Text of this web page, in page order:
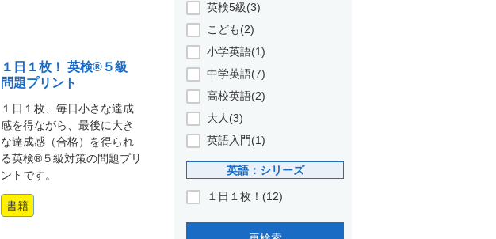
１日１枚！ 英検®５級
問題プリント
１日１枚、毎日小さな達成
感を得ながら、最後に大き
な達成感（合格）を得られ
る英検®５級対策の問題プリ
ントです。
書籍
英検5級(3)
こども(2)
小学英語(1)
中学英語(7)
高校英語(2)
大人(3)
英語入門(1)
英語：シリーズ
１日１枚！(12)